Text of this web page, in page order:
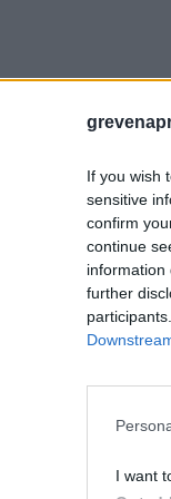
If you wish
sensitive
confirm
continue
information
further
I want
Λαογραφικής